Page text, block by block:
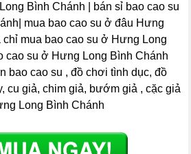
Bình Chánh | bán sỉ bao cao su
mua bao cao su ở đâu Hưng
chỉ mua bao cao su ở Hưng Long
cao su ở Hưng Long Bình Chánh
bao cao su , đồ chơi tình dục, đồ
cu giả, chim giả, bướm giả , cặc giả
Long Bình Chánh